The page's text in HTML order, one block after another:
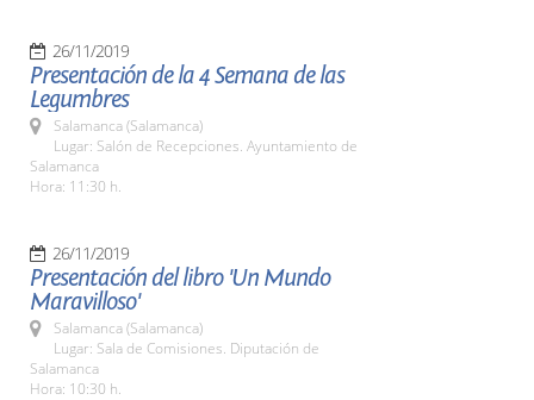
26/11/2019
Presentación de la 4 Semana de las
Legumbres
Salamanca (Salamanca)
Lugar: Salón de Recepciones. Ayuntamiento de
Salamanca
Hora: 11:30 h.
26/11/2019
Presentación del libro 'Un Mundo
Maravilloso'
Salamanca (Salamanca)
Lugar: Sala de Comisiones. Diputación de
Salamanca
Hora: 10:30 h.